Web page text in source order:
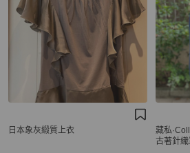
日本象灰緞質上衣
藏私
古著針織